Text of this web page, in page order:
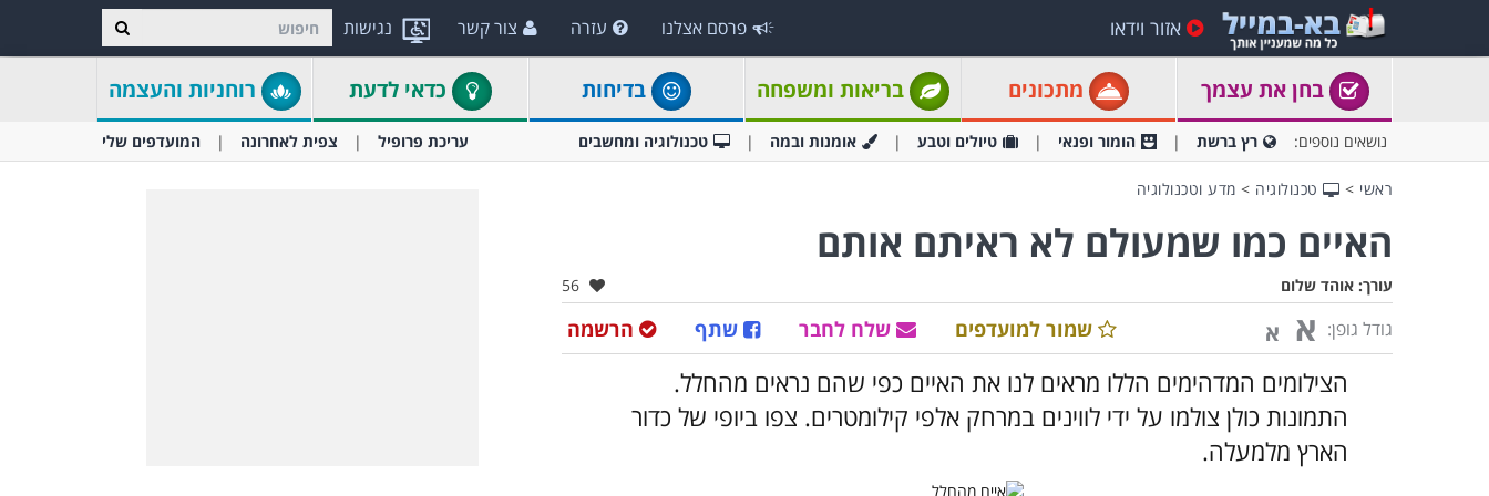
נגישות אזור וידאו פרסם אצלנו עזרה צור קשר
בחן את עצמך מתכונים בריאות ומשפחה בדיחות כדאי לדעת רוחניות והעצמה
נושאים נוספים: רץ ברשת הומור ופנאי טיולים וטבע אומנות ובמה טכנולוגיה ומחשבים עריכת פרופיל צפית לאחרונה המועדפים שלי
ראשי > טכנולוגיה > מדע וטכנולוגיה
האיים כמו שמעולם לא ראיתם אותם
עורך: אוהד שלום אהבו:
56
גודל גופן: א א הרשמה שתף שלח לחבר שמור למועדפים
הצילומים המדהימים הללו מראים לנו את האיים כפי שהם נראים מהחלל.
התמונות כולן צולמו על ידי לווינים במרחק אלפי קילומטרים. צפו ביופי של כדור
הארץ מלמעלה.